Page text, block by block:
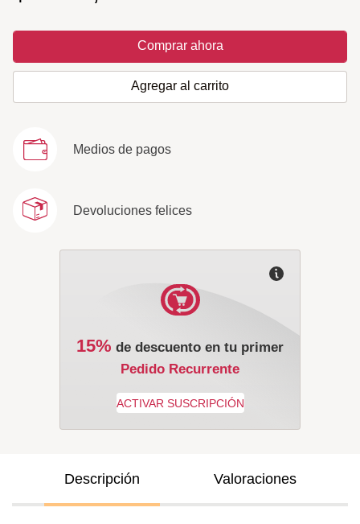
Comprar ahora
Agregar al carrito
Medios de pagos
Devoluciones felices
15% de descuento en tu primer
Pedido Recurrente
Descripción Valoraciones